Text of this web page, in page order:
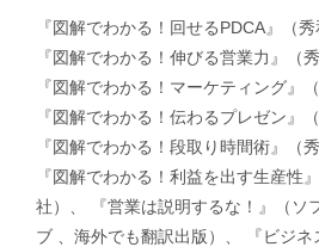
『図解でわかる！回せるPDCA』（
『図解でわかる！伸びる営業力』（
『図解でわかる！マーケティング』
『図解でわかる！伝わるプレゼン』
『図解でわかる！段取り時間術』（
『図解でわかる！利益を出す生産性
社）、 『営業は説明するな！』（ソ
ブ 、海外でも翻訳出版）、 『ビジネ